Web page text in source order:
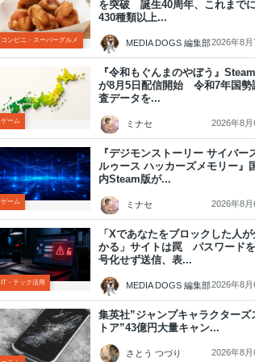
コンビニ・スーパーグルメ
を突破 誕生40周年、これまで
430種類以上...
MEDIA DOGS 編集部2026年8月
ゲーム
『令和もぐんまのやぼう』
が8月5日配信開始 令和7年国勢
査データを...
ミナセ 2026年8月
ゲーム
『デジモンストーリー サイバー
ルゥース ハッカーズメモリー』
内Steam版が...
ミナセ 2026年8月
IT・テック活用
「Xであなたをブロックした人が
かる」サイトは罠 パスワード
号化せず送信、表...
MEDIA DOGS 編集部2026年8月
集英社”ジャンプキャラクターズ
トア”43億円大量キャン...
さとう つづり 2026年8月